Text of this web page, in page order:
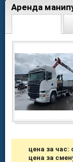
Аренда
цена за час:
цена за